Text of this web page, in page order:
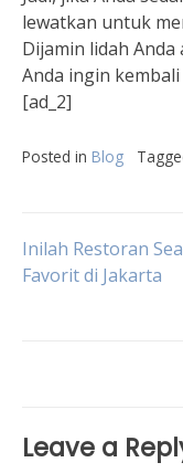
lewatkan untuk
Dijamin lidah
Anda ingin
[ad_2]
Posted in Blog
Post
Inilah Restoran
Favorit di Jakarta
Leave a